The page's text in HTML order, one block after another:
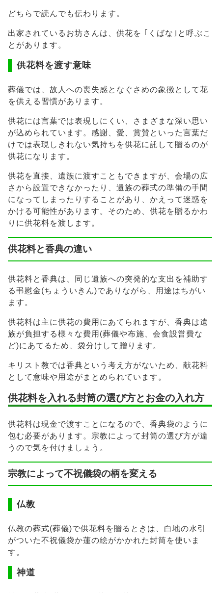
どちらで読んでも伝わります。
出家されているお坊さんは、供花を ｢くばな｣と呼ぶこ
とがあります。
供花料を渡す意味
葬儀では、故人への喪失感となぐさめの象徴として花
を供える習慣があります。
供花には言葉では表現しにくい、さまざまな深い思い
が込められています。感謝、愛、賞賛といった言葉だ
けでは表現しきれない気持ちを供花に託して贈るのが
供花になります。
供花を直接、遺族に渡すこともできますが、会場の広
さから設置できなかったり、遺族の葬式の準備の手間
になってしまったりすることがあり、かえって迷惑を
かける可能性があります。そのため、供花を贈るかわ
りに供花料を渡します。
供花料と香典の違い
供花料と香典は、同じ遺族への突発的な支出を補助す
る弔慰金(ちょういきん)でありながら、用途はちがい
ます。
供花料は主に供花の費用にあてられますが、香典は遺
族が負担する様々な費用(葬儀や布施、会食設営費な
ど)にあてるため、袋分けして贈ります。
キリスト教では香典という考え方がないため、献花料
として意味や用途がまとめられています。
供花料を入れる封筒の選び方とお金の入れ方
供花料は現金で渡すことになるので、香典袋のように
包む必要があります。宗教によって封筒の選び方が違
うので気を付けましょう。
宗教によって不祝儀袋の柄を変える
仏教
仏教の葬式(葬儀)で供花料を贈るときは、白地の水引
がついた不祝儀袋か蓮の絵がかかれた封筒を使いま
す。
神道